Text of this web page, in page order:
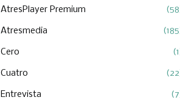
AtresPlayer Premium
Atresmedia
Cero
Cuatro
Entrevista